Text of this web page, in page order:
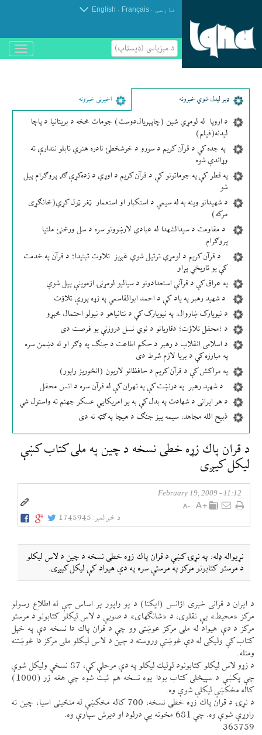
فارسی .
Français
.
English
د مېزپاسى (ډیسټاپ)
باز
و
ډير لیدل شوي خبرونه اخیرني خبرونه
د اروپا له لومړي شین (چاپېریال‌دوست) جومات څخه د بریتانیا د پاچا
لیدنه(فیلم)
په جده کې د قرآن کریم د سورو د خوشخطئ نادره هنري تابلو نندارې ته
وړاندې شوه
په قطر کې په جوماتونو کې د قرآن کریم د اوړي د زده‌کړې ګډ پروګرام پیل
شو
د شهیدانو وینه به له سیمې د استکبار او استعمار ټغر ټول کړي(ځانګړی
مرکه)
د مقاومت د سیدالشهدا له عبادي لارښوونو سره د سل ورځنئ ملتیا
پروګرام
د قرآن کریم د لومړي ترتیل شوي غږیز تلاوت ثبتیدا؛ د قرآن په خدمت
کې یو تاریخي پړاو
په عراق کې د قرآني استعدادونو د سیالیو لومړنۍ ازموینې پیل شوې
د شهید رهبر په یاد کې د احمد ابوالقاسمي په زړه پورې تلاؤت
د نیویارک ښاروال: په نیویارک کې د نتانیاهو د نیولو احتمال څېړو
د ؛محفل تلاؤت؛ دقاریانو د نوي نسل دروزنې یو فرصت دی
د اسلامی انقلاب د رهبر د حکم اطاعت د جنګ په ډګر او له دښمن سره
په مبارزه کې د بریا لازم شرط دی
په مراکش کې د قرآن کریم د حافظانو لاریون (انځوریز راپور)
د شهید رهبر په درنښت کې په تهران کې له قرآن سره د انس محفل
د هر ایرانی د شهادت په بدل کې به یو امریکایي عسکر جهنم ته واستول شي
ذبیح الله مجاهد: سیمه ییز جنګ د هیچا په ګټه نه دی
د قران پاك زړه خطی نسخه د چين په ملی كتاب كښې
ليكل كیږی
11:12 - February 19, 2009
د خبر لمبر: 1745945
نړيواله ډله: په نړۍ كښې د قران پاك زړه خطی نسخه د چين د لاس ليكلو
د مرستو كتابونو مركز په مرستې سره په دې هيواد كې ليكل كیږی.
د ايران د قرانی خبری اژانس (ايكنا) د يو راپور پر اساس چې له اطلاع رسولو
مركز «محيط» یې نقلوی، د «شانگهای» د صوبې د لاس ليكلو كتابونو د مرستو
مركز د دې هيواد له ملی مركز عوښتی وو چې د قران پاك دا نسخه دې په خپل
كتاب كې وليكی له دې غوښتې وروسته د چين د لاس ليكلو ملی مركز دا غوښتنه
ومنله.
د زړو لاس ليكلو كتابونود لړليك ليكلو په دې مرحلې كې، 87 نسخې وليكل شوې
چې پكښې د سپیڅلی كتاب بودا يوه نسخه هم ثبت شوه چې هغه زر (1000)
كاله مخكښې ليكلې شوې وه.
د نړۍ د قران پاك زړه خطی نسخه، 700 كاله مخكښې له منځينی اسيا، چين ته
راوړې شوې وه. چې 681 مخونه یې درلود او ديرش سپارې وه.
365759